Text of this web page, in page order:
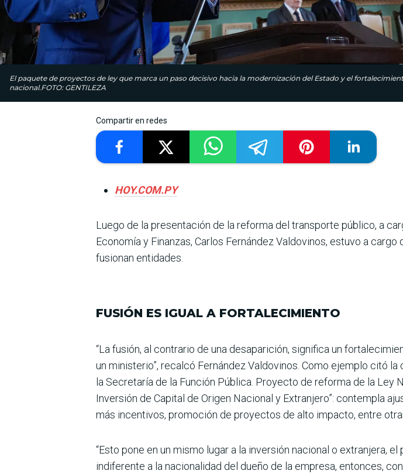
El paquete de proyectos de ley que marca un paso decisivo hacia la modernización del Estado y el
nacional.FOTO: GENTILEZA
Compartir en redes
HOY.COM.PY
Luego de la presentación de la reforma del trans­porte público, a
Economía y Finanzas, Carlos Fernández Valdovinos, estuvo a
fusionan entidades.
FUSIÓN ES IGUAL A FORTALECIMIENTO
“La fusión, al contrario de una desaparición, significa un
un ministerio”, recalcó Fernández Valdovi­nos. Como ejemplo citó
la Secretaría de la Función Pública. Proyecto de reforma de la
Inversión de Capital de Origen Nacional y Extranjero”: contempla
más incentivos, pro­moción de proyectos de alto impacto, entre
“Esto pone en un mismo lugar a la inversión nacio­nal o extranjera,
indiferente a la nacionalidad del dueño de la empresa, entonces,